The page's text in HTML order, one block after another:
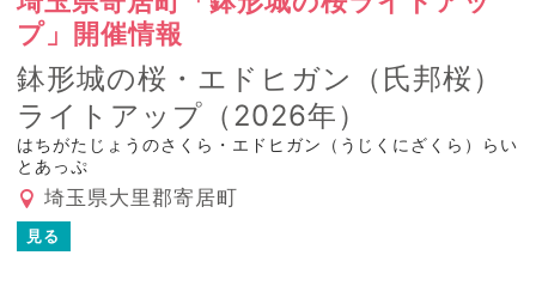
プ」開催情報
鉢形城の桜・エドヒガン（氏邦桜）
ライトアップ（2026年）
はちがたじょうのさくら・エドヒガン（うじくにざくら）らい
とあっぷ
埼玉県大里郡寄居町
見る